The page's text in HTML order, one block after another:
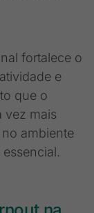
fortalece o
e
que o
vez mais
ambiente